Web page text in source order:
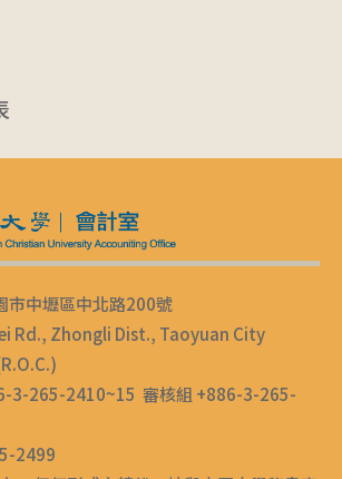
市中壢區中北路200號
Rd., Zhongli Dist., Taoyuan City
3-265-2410~15 審核組 +886-3-265-
2499